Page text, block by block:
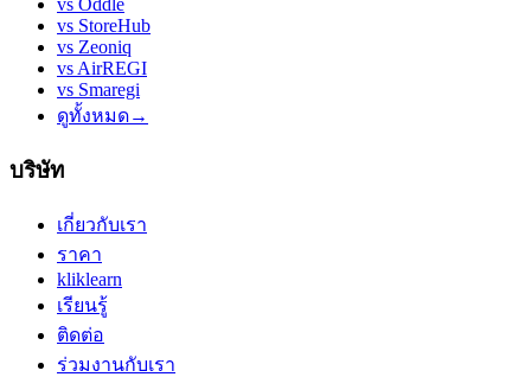
vs Oddle
vs StoreHub
vs Zeoniq
vs AirREGI
vs Smaregi
ดูทั้งหมด→
บริษัท
เกี่ยวกับเรา
ราคา
kliklearn
เรียนรู้
ติดต่อ
ร่วมงานกับเรา